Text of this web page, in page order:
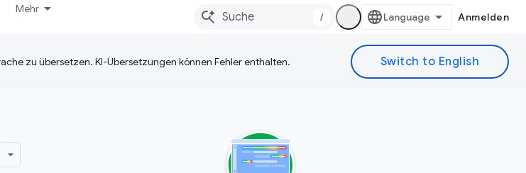
Mehr
/ Anmelden
zu übersetzen. KI-Übersetzungen können Fehler enthalten.